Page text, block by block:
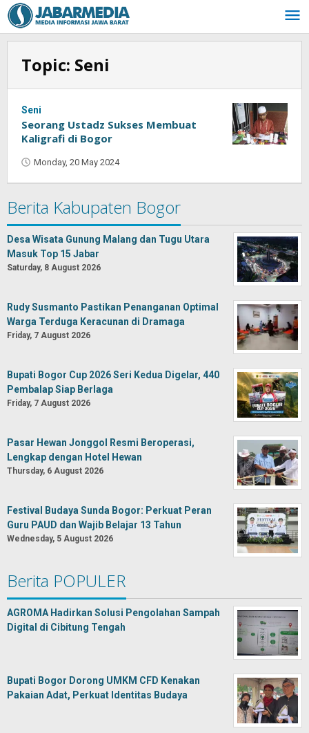
Skip
to
content
Topic: Seni
Seni
Seorang Ustadz Sukses Membuat
Kaligrafi di Bogor
Monday, 20 May 2024
Berita Kabupaten Bogor
Desa Wisata Gunung Malang dan Tugu Utara
Masuk Top 15 Jabar
Saturday, 8 August 2026
Rudy Susmanto Pastikan Penanganan Optimal
Warga Terduga Keracunan di Dramaga
Friday, 7 August 2026
Bupati Bogor Cup 2026 Seri Kedua Digelar, 440
Pembalap Siap Berlaga
Friday, 7 August 2026
Pasar Hewan Jonggol Resmi Beroperasi,
Lengkap dengan Hotel Hewan
Thursday, 6 August 2026
Festival Budaya Sunda Bogor: Perkuat Peran
Guru PAUD dan Wajib Belajar 13 Tahun
Wednesday, 5 August 2026
Berita POPULER
AGROMA Hadirkan Solusi Pengolahan Sampah
Digital di Cibitung Tengah
Bupati Bogor Dorong UMKM CFD Kenakan
Pakaian Adat, Perkuat Identitas Budaya